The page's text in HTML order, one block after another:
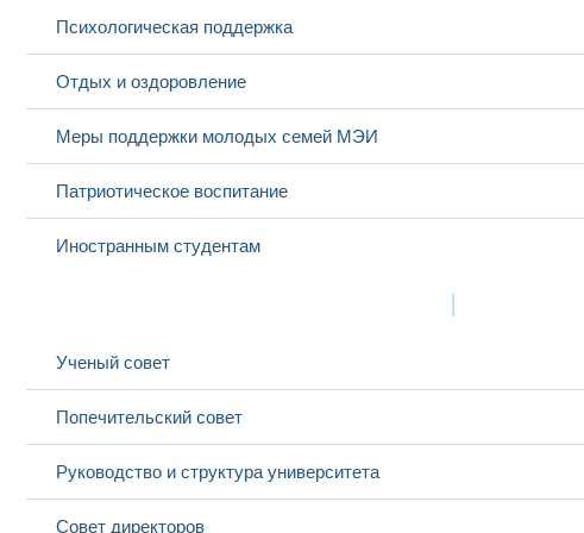
Психологическая поддержка
Отдых и оздоровление
Меры поддержки молодых семей МЭИ
Патриотическое воспитание
Иностранным студентам
Ученый совет
Попечительский совет
Руководство и структура университета
Совет директоров